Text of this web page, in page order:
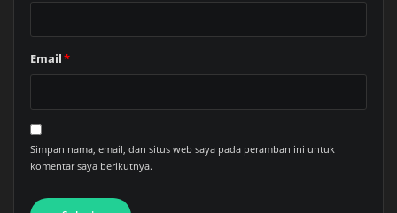
Email*
Simpan nama, email, dan situs web saya pada peramban ini untuk
komentar saya berikutnya.